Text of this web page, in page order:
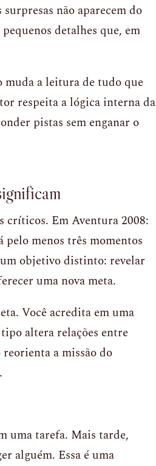
não aparecem do
detalhes que, em
muda a leitura de tudo que
respeita a lógica interna da
pistas sem enganar o
críticos. Em Aventura 2008:
pelo menos três momentos
objetivo distinto: revelar
uma nova meta.
Você acredita em uma
altera relações entre
a missão do
uma tarefa. Mais tarde,
alguém. Essa é uma